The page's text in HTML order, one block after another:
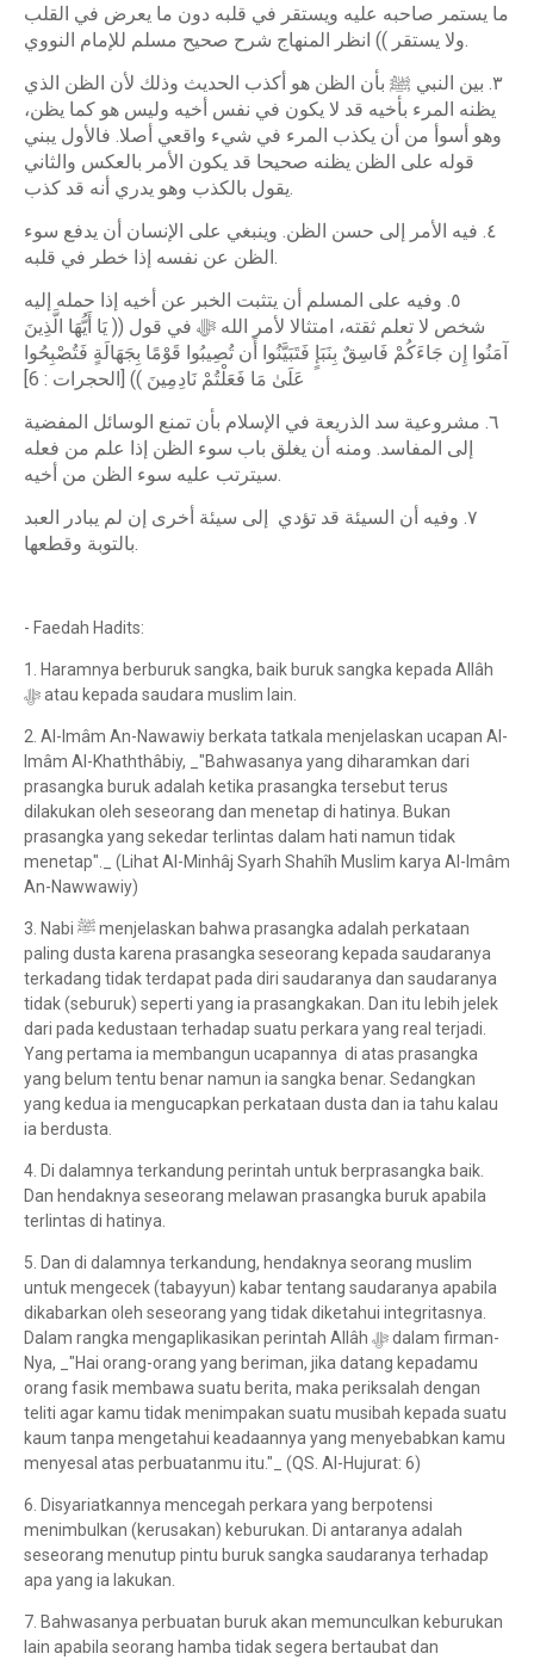
ما يستمر صاحبه عليه ويستقر في قلبه دون ما يعرض في القلب
٣. بين النبي ﷺ بأن الظن هو أكذب الحديث وذلك لأن الظن الذي
يظنه المرء بأخيه قد لا يكون في نفس أخيه وليس هو كما يظن،
وهو أسوأ من أن يكذب المرء في شيء واقعي أصلا. فالأول يبني
قوله على الظن يظنه صحيحا قد يكون الأمر بالعكس والثاني
٤. فيه الأمر إلى حسن الظن. وينبغي على الإنسان أن يدفع سوء
٥. وفيه على المسلم أن يتثبت الخبر عن أخيه إذا حمله إليه
شخص لا تعلم ثقته، امتثالا لأمر الله ﷻ في قول (( يَا أَيُّهَا الَّذِينَ
آمَنُوا إِن جَاءَكُمْ فَاسِقٌ بِنَبَإٍ فَتَبَيَّنُوا أَن تُصِيبُوا قَوْمًا بِجَهَالَةٍ فَتُصْبِحُوا
عَلَىٰ مَا فَعَلْتُمْ نَادِمِينَ )) [الحجرات : 6]
٦. مشروعية سد الذريعة في الإسلام بأن تمنع الوسائل المفضية
إلى المفاسد. ومنه أن يغلق باب سوء الظن إذا علم من فعله
٧. وفيه أن السيئة قد تؤدي إلى سيئة أخرى إن لم يبادر العبد
- Faedah Hadits:
1. Haramnya berburuk sangka, baik buruk sangka kepada Allâh
ﷻ atau kepada saudara muslim lain.
2. Al-Imâm An-Nawawiy berkata tatkala menjelaskan ucapan Al-
Imâm Al-Khaththâbiy, _"Bahwasanya yang diharamkan dari
prasangka buruk adalah ketika prasangka tersebut terus
dilakukan oleh seseorang dan menetap di hatinya. Bukan
prasangka yang sekedar terlintas dalam hati namun tidak
menetap"._ (Lihat Al-Minhâj Syarh Shahîh Muslim karya Al-Imâm
An-Nawwawiy)
3. Nabi ﷺ menjelaskan bahwa prasangka adalah perkataan
paling dusta karena prasangka seseorang kepada saudaranya
terkadang tidak terdapat pada diri saudaranya dan saudaranya
tidak (seburuk) seperti yang ia prasangkakan. Dan itu lebih jelek
dari pada kedustaan terhadap suatu perkara yang real terjadi.
Yang pertama ia membangun ucapannya di atas prasangka
yang belum tentu benar namun ia sangka benar. Sedangkan
yang kedua ia mengucapkan perkataan dusta dan ia tahu kalau
ia berdusta.
4. Di dalamnya terkandung perintah untuk berprasangka baik.
Dan hendaknya seseorang melawan prasangka buruk apabila
terlintas di hatinya.
5. Dan di dalamnya terkandung, hendaknya seorang muslim
untuk mengecek (tabayyun) kabar tentang saudaranya apabila
dikabarkan oleh seseorang yang tidak diketahui integritasnya.
Dalam rangka mengaplikasikan perintah Allâh ﷻ dalam firman-
Nya, _"Hai orang-orang yang beriman, jika datang kepadamu
orang fasik membawa suatu berita, maka periksalah dengan
teliti agar kamu tidak menimpakan suatu musibah kepada suatu
kaum tanpa mengetahui keadaannya yang menyebabkan kamu
menyesal atas perbuatanmu itu."_ (QS. Al-Hujurat: 6)
6. Disyariatkannya mencegah perkara yang berpotensi
menimbulkan (kerusakan) keburukan. Di antaranya adalah
seseorang menutup pintu buruk sangka saudaranya terhadap
apa yang ia lakukan.
7. Bahwasanya perbuatan buruk akan memunculkan keburukan
lain apabila seorang hamba tidak segera bertaubat dan